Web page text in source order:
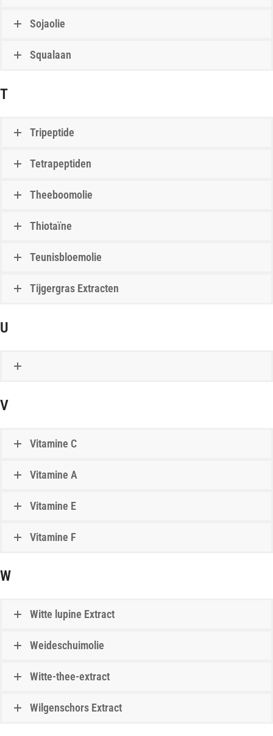
Sojaolie
Squalaan
T
Tripeptide
Tetrapeptiden
Theeboomolie
Thiotaïne
Teunisbloemolie
Tijgergras Extracten
U
V
Vitamine C
Vitamine A
Vitamine E
Vitamine F
W
Witte lupine Extract
Weideschuimolie
Witte-thee-extract
Wilgenschors Extract